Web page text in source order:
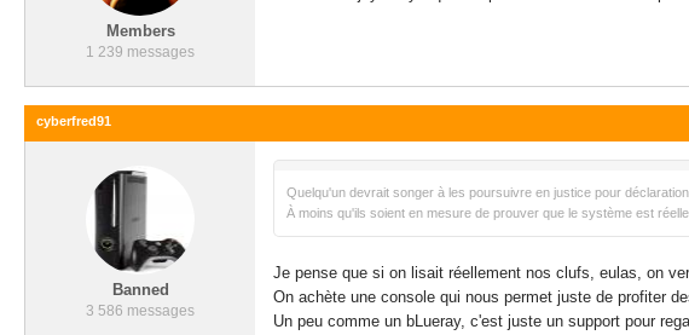
Members
1 239 messages
cyberfred91
Banned
3 586 messages
Quelqu'un devrait songer à les poursuivre en justice pour
À moins qu'ils soient en mesure de prouver que le système est
Je pense que si on lisait réellement nos clufs, eulas, on
On achète une console qui nous permet juste de profiter
Un peu comme un bLueray, c'est juste un support pour